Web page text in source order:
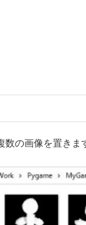
数の画像を置きま